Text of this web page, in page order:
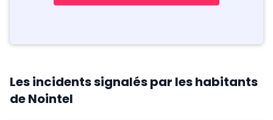
Les incidents signalés par les habitants
de Nointel